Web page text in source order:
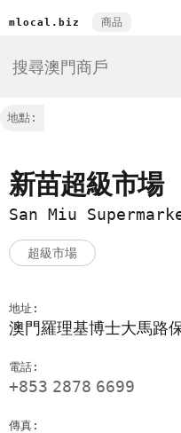
mlocal.biz 商品
地點:
新苗超級市場
San Miu
超級市場
地址:
澳門羅理基博士大馬路
電話:
+853 2878 6699
傳真: